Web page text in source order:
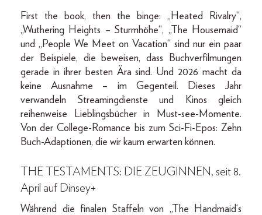
First the book, then the binge: „Heated Rivalry“,
„Wuthering Heights – Sturmhöhe“, „The Housemaid“
und „People We Meet on Vacation“ sind nur ein paar
der Beispiele, die beweisen, dass Buchverfilmungen
gerade in ihrer besten Ära sind. Und 2026 macht da
keine Ausnahme – im Gegenteil. Dieses Jahr
verwandeln Streamingdienste und Kinos gleich
reihenweise Lieblingsbücher in Must-see-Momente.
Von der College-Romance bis zum Sci-Fi-Epos: Zehn
Buch-Adaptionen, die wir kaum erwarten können.
THE TESTAMENTS: DIE ZEUGINNEN, seit 8.
April auf Dinsey+
Während die finalen Staffeln von „The Handmaid‘s